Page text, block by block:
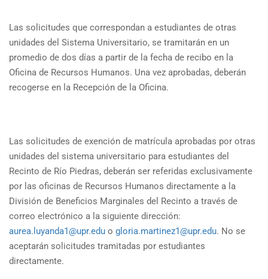
Las solicitudes que correspondan a estudiantes de otras
unidades del Sistema Universitario, se tramitarán en un
promedio de dos días a partir de la fecha de recibo en la
Oficina de Recursos Humanos. Una vez aprobadas, deberán
recogerse en la Recepción de la Oficina.
Las solicitudes de exención de matrícula aprobadas por otras
unidades del sistema universitario para estudiantes del
Recinto de Río Piedras, deberán ser referidas exclusivamente
por las oficinas de Recursos Humanos directamente a la
División de Beneficios Marginales del Recinto a través de
correo electrónico a la siguiente dirección:
aurea.luyanda1@upr.edu o gloria.martinez1@upr.edu. No se
aceptarán solicitudes tramitadas por estudiantes
directamente.